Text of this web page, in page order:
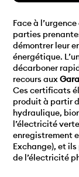
Face à
parties
démontrer leur
énergétique.
décarboner
recours aux
Ces certificats
produit à partir
hydraulique,
l’électricité
enregistrement
Exchange), et
de l’électricité